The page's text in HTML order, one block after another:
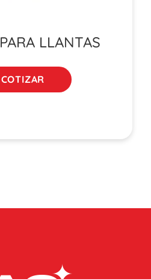
LLANTAS
COTIZAR